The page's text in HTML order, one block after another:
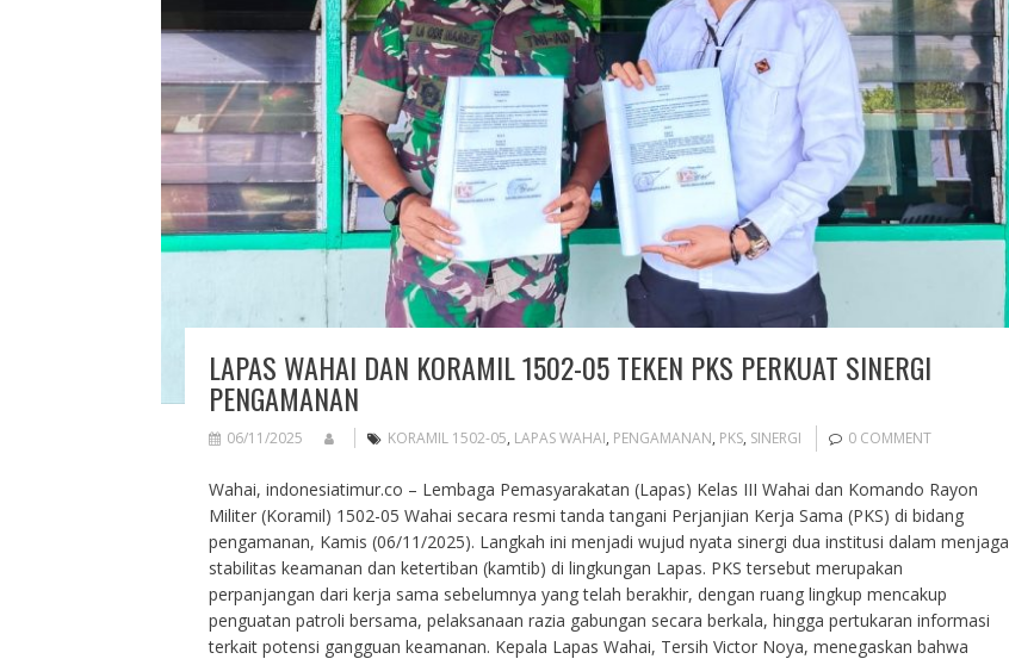
LAPAS WAHAI DAN KORAMIL 1502-05 TEKEN PKS PERKUAT SINERGI
PENGAMANAN
06/11/2025 KORAMIL 1502-05, LAPAS WAHAI, PENGAMANAN, PKS, SINERGI 0 COMMENT
Wahai, indonesiatimur.co – Lembaga Pemasyarakatan (Lapas) Kelas III Wahai dan Komando Rayon
Militer (Koramil) 1502-05 Wahai secara resmi tanda tangani Perjanjian Kerja Sama (PKS) di bidang
pengamanan, Kamis (06/11/2025). Langkah ini menjadi wujud nyata sinergi dua institusi dalam menjaga
stabilitas keamanan dan ketertiban (kamtib) di lingkungan Lapas. PKS tersebut merupakan
perpanjangan dari kerja sama sebelumnya yang telah berakhir, dengan ruang lingkup mencakup
penguatan patroli bersama, pelaksanaan razia gabungan secara berkala, hingga pertukaran informasi
terkait potensi gangguan keamanan. Kepala Lapas Wahai, Tersih Victor Noya, menegaskan bahwa